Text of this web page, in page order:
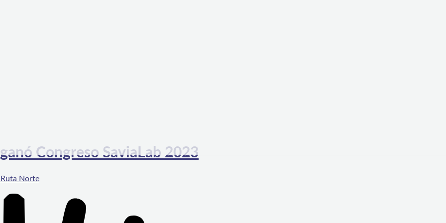
Congreso SaviaLab 2023
Ruta Norte